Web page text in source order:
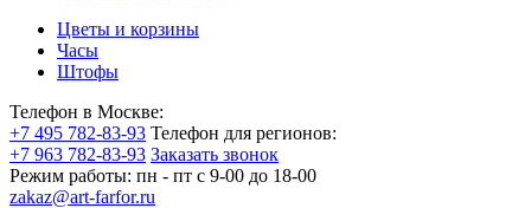
Цветы и корзины
Часы
Штофы
Телефон в Москве:
+7 495 782-83-93 Телефон для регионов:
+7 963 782-83-93 Заказать звонок
Режим работы: пн - пт c 9-00 до 18-00
zakaz@art-farfor.ru